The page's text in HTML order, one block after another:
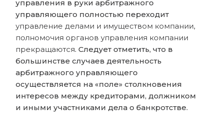
управления в руки арбитражного
управляющего полностью переходит
управление делами и имуществом компании,
полномочия органов управления компании
прекращаются. Следует отметить, что в
большинстве случаев деятельность
арбитражного управляющего
осуществляется на «поле» столкновения
интересов между кредиторами, должником
и иными участниками дела о банкротстве.